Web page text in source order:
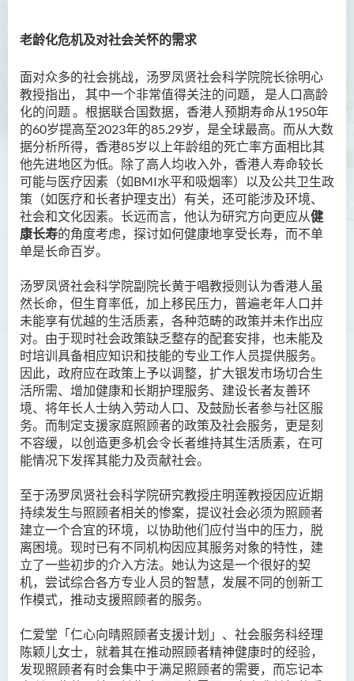
老龄化危机及对社会关怀的需求
面对众多的社会挑战，汤罗凤贤社会科学院院长徐明心
教授指出， 其中一个非常值得关注的问题， 是人口高龄
化的问题 。根据联合国数据，香港人预期寿命从1950年
的60岁提高至2023年的85.29岁，是全球最高。而从大数
据分析所得，香港85岁以上年龄组的死亡率方面相比其
他先进地区为低。除了高人均收入外，香港人寿命较长
可能与医疗因素（如BMI水平和吸烟率）以及公共卫生政
策（如医疗和长者护理支出）有关，还可能涉及环境、
社会和文化因素。长远而言，他认为研究方向更应从健
康长寿的角度考虑，探讨如何健康地享受长寿，而不单
单是长命百岁。
汤罗凤贤社会科学院副院长黄于唱教授则认为香港人虽
然长命，但生育率低，加上移民压力，普遍老年人口并
未能享有优越的生活质素，各种范畴的政策并未作出应
对。由于现时社会政策缺乏整存的配套安排，也未能及
时培训具备相应知识和技能的专业工作人员提供服务。
因此，政府应在政策上予以调整，扩大银发市场切合生
活所需、增加健康和长期护理服务、建设长者友善环
境、将年长人士纳入劳动人口、及鼓励长者参与社区服
务。而制定支援家庭照顾者的政策及社会服务，更是刻
不容缓，以创造更多机会令长者维持其生活质素，在可
能情况下发挥其能力及贡献社会。
至于汤罗凤贤社会科学院研究教授庄明莲教授因应近期
持续发生与照顾者相关的惨案，提议社会必须为照顾者
建立一个合宜的环境，以协助他们应付当中的压力，脱
离困境。现时已有不同机构因应其服务对象的特性，建
立了一些初步的介入方法。她认为这是一个很好的契
机，尝试综合各方专业人员的智慧，发展不同的创新工
作模式，推动支援照顾者的服务。
仁爱堂「仁心向晴照顾者支援计划」、社会服务科经理
陈颖儿女士，就着其在推动照顾者精神健康时的经验，
发现照顾者有时会集中于满足照顾者的需要，而忘记本